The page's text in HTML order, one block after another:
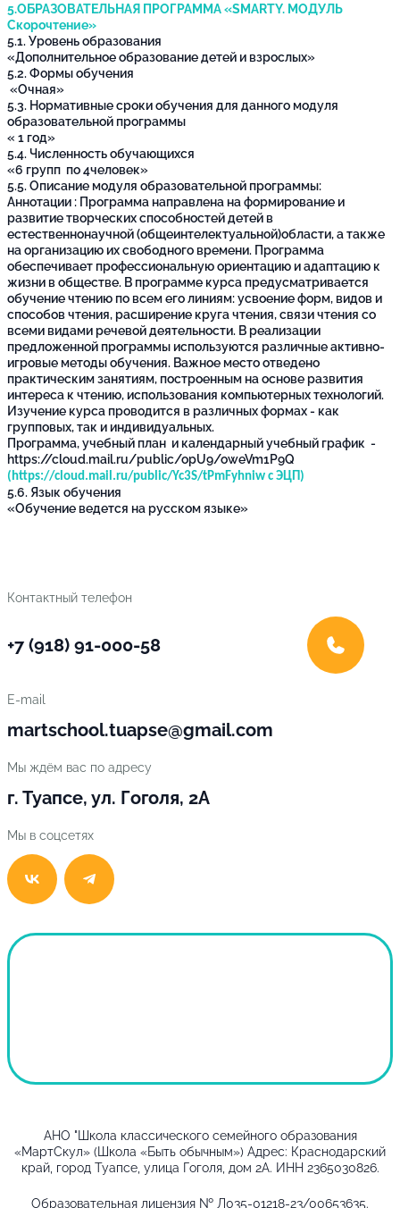
5.ОБРАЗОВАТЕЛЬНАЯ ПРОГРАММА «SMARTY. МОДУЛЬ
Скорочтение»
5.1. Уровень образования
«Дополнительное образование детей и взрослых»
5.2. Формы обучения
«Очная»
5.3. Нормативные сроки обучения для данного модуля
образовательной программы
« 1 год»
5.4. Численность обучающихся
«6 групп по 4человек»
5.5. Описание модуля образовательной программы:
Аннотации : Программа направлена на формирование и
развитие творческих способностей детей в
естественнонаучной (общеинтелектуальной)области, а также
на организацию их свободного времени. Программа
обеспечивает профессиональную ориентацию и адаптацию к
жизни в обществе. В программе курса предусматривается
обучение чтению по всем его линиям: усвоение форм, видов и
способов чтения, расширение круга чтения, связи чтения со
всеми видами речевой деятельности. В реализации
предложенной программы используются различные активно-
игровые методы обучения. Важное место отведено
практическим занятиям, построенным на основе развития
интереса к чтению, использования компьютерных технологий.
Изучение курса проводится в различных формах - как
групповых, так и индивидуальных.
Программа, учебный план и календарный учебный график -
https://cloud.mail.ru/public/opU9/oweVm1P9Q
( https://cloud.mail.ru/public/Yc3S/tPmFyhniw с ЭЦП)
5.6. Язык обучения
«Обучение ведется на русском языке»
Контактный телефон
+7 (918) 91-000-58
E-mail
martschool.tuapse@gmail.com
Мы ждём вас по адресу
г. Туапсе, ул. Гоголя, 2А
Мы в соцсетях
АНО "Школа классического семейного образования
«МартСкул» (Школа «Быть обычным») Адрес: Краснодарский
край, город Туапсе, улица Гоголя, дом 2А. ИНН 2365030826.
Образовательная лицензия № Л035-01218-23/00653635.